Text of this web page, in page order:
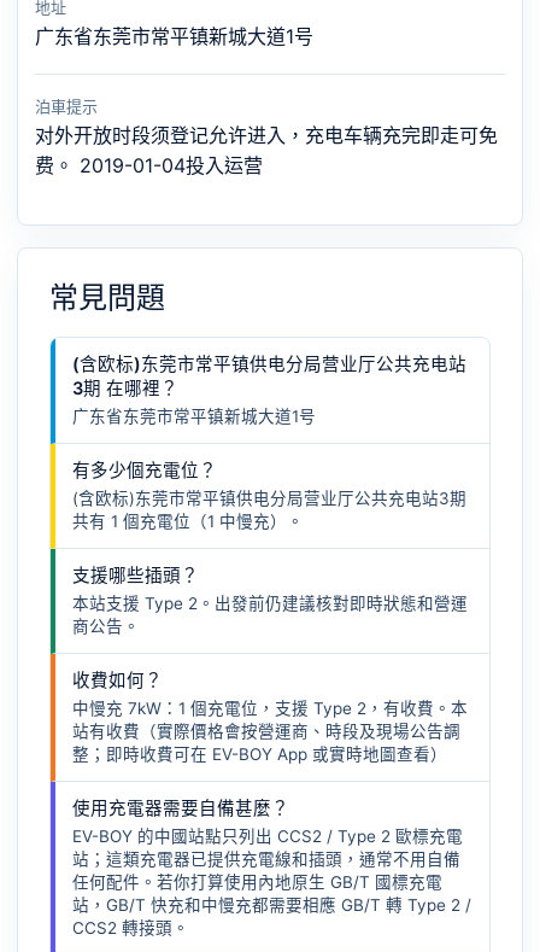
地址
广东省东莞市常平镇新城大道1号
泊車提示
对外开放时段须登记允许进入，充电车辆充完即走可免
费。 2019-01-04投入运营
常見問題
(含欧标)东莞市常平镇供电分局营业厅公共充电站
3期 在哪裡？
广东省东莞市常平镇新城大道1号
有多少個充電位？
(含欧标)东莞市常平镇供电分局营业厅公共充电站3期
共有 1 個充電位（1 中慢充）。
支援哪些插頭？
本站支援 Type 2。出發前仍建議核對即時狀態和營運
商公告。
收費如何？
中慢充 7kW：1 個充電位，支援 Type 2，有收費。本
站有收費（實際價格會按營運商、時段及現場公告調
整；即時收費可在 EV-BOY App 或實時地圖查看）
使用充電器需要自備甚麼？
EV-BOY 的中國站點只列出 CCS2 / Type 2 歐標充電
站；這類充電器已提供充電線和插頭，通常不用自備
任何配件。若你打算使用內地原生 GB/T 國標充電
站，GB/T 快充和中慢充都需要相應 GB/T 轉 Type 2 /
CCS2 轉接頭 。